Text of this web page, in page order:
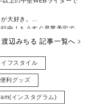
大好き。
中！もうすぐ卒業予定で
ちょっと楽しくなる記事を
渡辺みちる 記事一覧へ
イフスタイル
便利グッズ
インスタグラム)